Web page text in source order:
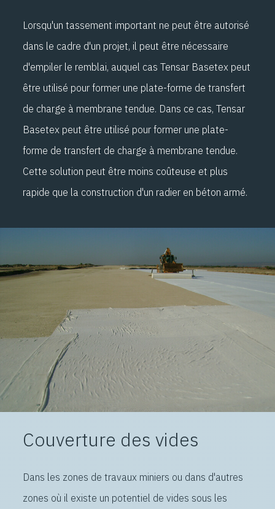
Lorsqu'un tassement important ne peut être autorisé
dans le cadre d'un projet, il peut être nécessaire
d'empiler le remblai, auquel cas Tensar Basetex peut
être utilisé pour former une plate-forme de transfert
de charge à membrane tendue. Dans ce cas, Tensar
Basetex peut être utilisé pour former une plate-
forme de transfert de charge à membrane tendue.
Cette solution peut être moins coûteuse et plus
rapide que la construction d'un radier en béton armé.
Couverture des vides
Dans les zones de travaux miniers ou dans d'autres
zones où il existe un potentiel de vides sous les